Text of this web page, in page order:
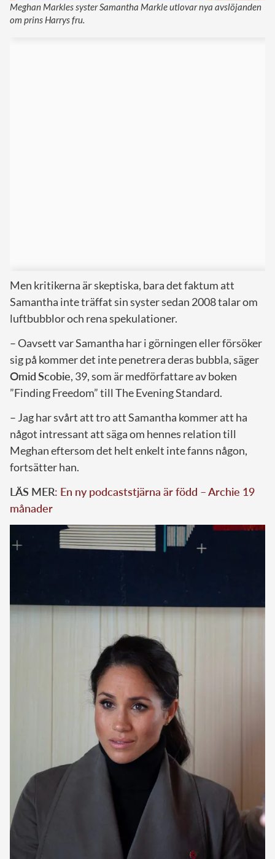
Meghan Markles syster Samantha Markle utlovar nya avslöjanden
om prins Harrys fru.
Men kritikerna är skeptiska, bara det faktum att
Samantha inte träffat sin syster sedan 2008 talar om
luftbubblor och rena spekulationer.
– Oavsett var Samantha har i görningen eller försöker
sig på kommer det inte penetrera deras bubbla, säger
OmidScobie, 39, som är medförfattare av boken
”Finding Freedom” till The Evening Standard.
– Jag har svårt att tro att Samantha kommer att ha
något intressant att säga om hennes relation till
Meghan eftersom det helt enkelt inte fanns någon,
fortsätter han.
LÄS MER: En ny podcaststjärna är född – Archie 19
månader